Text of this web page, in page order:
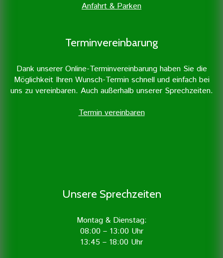
Erfahren Sie mehr »
Anfahrt & Parken
Terminvereinbarung
Dank unserer Online-Terminvereinbarung haben Sie die
Möglichkeit Ihren Wunsch-Termin schnell und einfach bei
uns zu vereinbaren. Auch außerhalb unserer Sprechzeiten.
Termin vereinbaren
Unsere Sprechzeiten
Montag & Dienstag:
08:00 – 13:00 Uhr
13:45 – 18:00 Uhr